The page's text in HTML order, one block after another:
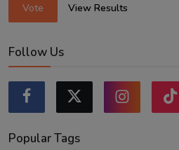
Vote View Results
Follow Us
Popular Tags